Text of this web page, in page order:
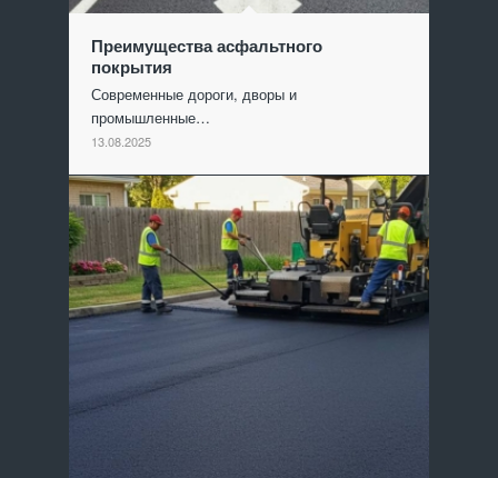
Преимущества асфальтного
покрытия
Современные дороги, дворы и
промышленные…
13.08.2025